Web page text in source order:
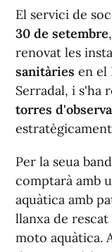
El servici de
30 de setembre
renovat les
sanitàries en el
Serradal, i s'ha
torres
Per la seua
comptarà amb
aquàtica amb
llanxa de
moto aquàtica.